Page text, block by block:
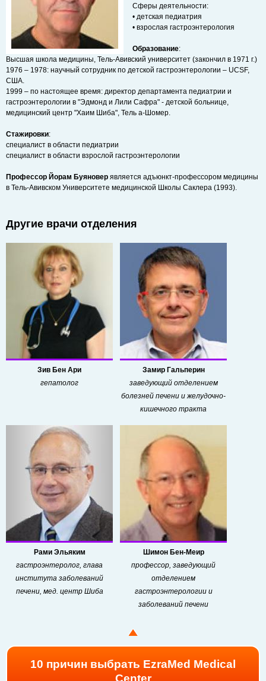
Сферы деятельности:
• детская педиатрия
• взрослая гастроэнтерология
Образование:
Высшая школа медицины, Тель-Авивский университет (закончил в 1971 г.)
1976 – 1978: научный сотрудник по детской гастроэнтерологии – UCSF,
США.
1999 – по настоящее время: директор департамента педиатрии и
гастроэнтерологии в "Эдмонд и Лили Сафра" - детской больнице,
медицинский центр "Хаим Шиба", Тель а-Шомер.
Стажировки:
специалист в области педиатрии
специалист в области взрослой гастроэнтерологии
Профессор Йорам Буяновер является адъюнкт-профессором медицины
в Тель-Авивском Университете медицинской Школы Саклера (1993).
Другие врачи отделения
Зив Бен Ари
гепатолог
Замир Гальперин
заведующий отделением
болезней печени и желудочно-
кишечного тракта
Рами Эльяким
гастроэнтеролог, глава
института заболеваний
печени, мед. центр Шиба
Шимон Бен-Меир
профессор, заведующий
отделением
гастроэнтерологии и
заболеваний печени
10 причин выбрать EzraMed Medical
Center